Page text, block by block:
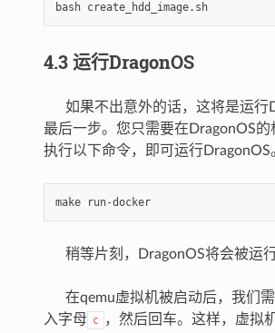
bash
4.3 运行DragonOS
如果不出意外的话，这将是运行
最后一步。您只需要在DragonOS的
执行以下命令，即可运行DragonOS
make
稍等片刻，DragonOS将会被运行
在qemu虚拟机被启动后，我们
入字母 c ，然后回车。这样，虚拟